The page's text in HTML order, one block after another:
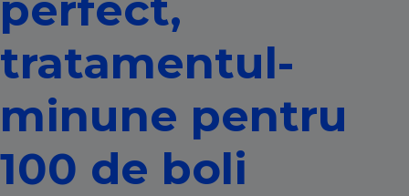
tratamentul-
minune pentru
100 de boli